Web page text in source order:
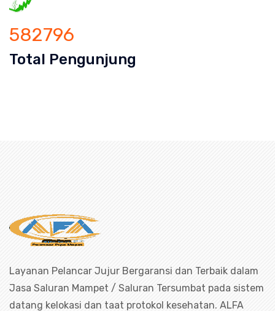
582796
Total Pengunjung
Layanan Pelancar Jujur Bergaransi dan Terbaik dalam
Jasa Saluran Mampet / Saluran Tersumbat pada sistem
datang kelokasi dan taat protokol kesehatan. ALFA